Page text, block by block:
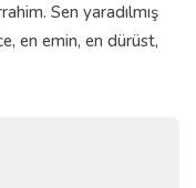
Sen yaradılmış
en emin, en dürüst,